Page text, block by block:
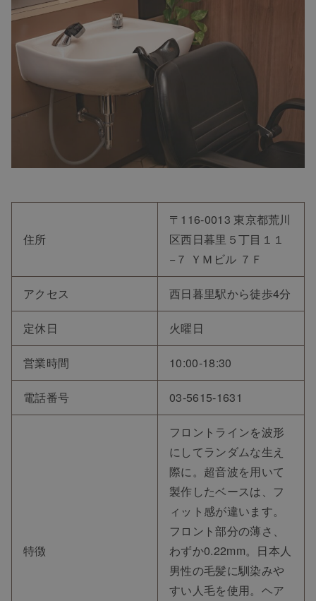
住所
〒116-0013 東京都荒川
区西日暮里５丁目１１
−７ ＹＭビル ７Ｆ
アクセス 西日暮里駅から徒歩4分
定休日 火曜日
営業時間 10:00-18:30
電話番号 03-5615-1631
特徴
フロントラインを波形
にしてランダムな生え
際に。超音波を用いて
製作したベースは、フ
ィット感が違います。
フロント部分の薄さ、
わずか0.22mm。日本人
男性の毛髪に馴染みや
すい人毛を使用。ヘア